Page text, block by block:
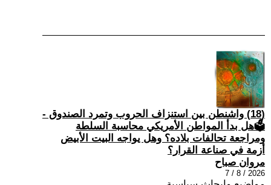
(18) واشنطن بين استنزاف الحروب وتمرد الصندوق -
🗳هل بدأ المواطن الأمريكي محاسبة السلطة
ومراجعة تحالفات بلاده؟ وهل يواجه البيت الأبيض
أزمة في صناعة القرار؟
مروان صباح
2026 / 8 / 7